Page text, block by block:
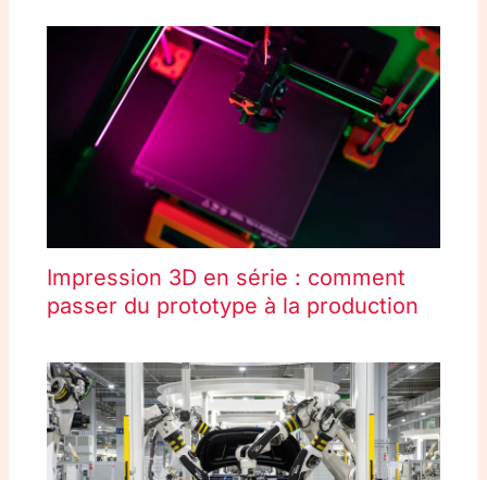
Impression 3D en série : comment
passer du prototype à la production